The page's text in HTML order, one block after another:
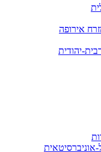
אירופה
יהודית